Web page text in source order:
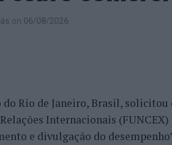
e de ação”, descreveu este
igualmente na confiança
para comprar um imóvel, para
on 06/08/2026
do Rio de Janeiro, Brasil,
Internacionais
e divulgação do